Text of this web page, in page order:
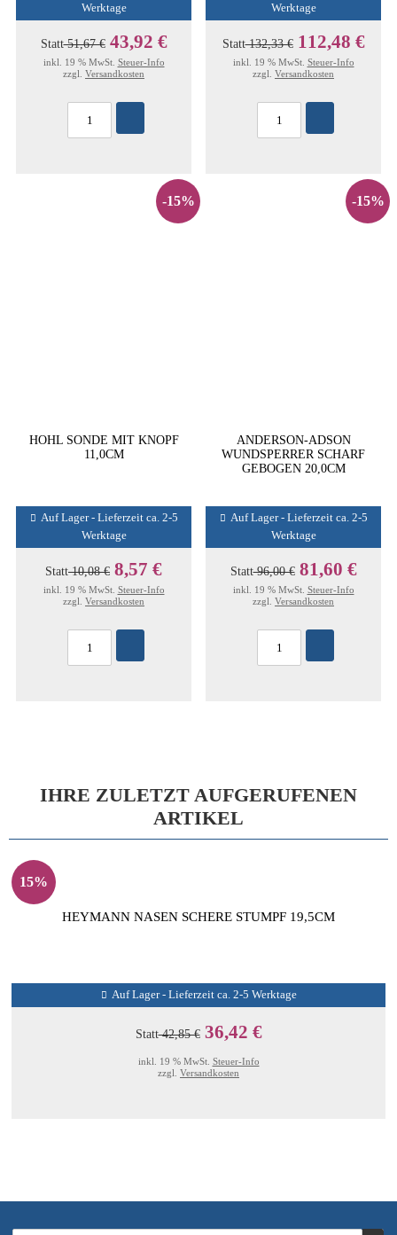
Werktage
Statt51,67 € 43,92 €
inkl. 19 % MwSt. Steuer-Info
zzgl. Versandkosten
Werktage
Statt132,33 € 112,48 €
inkl. 19 % MwSt. Steuer-Info
zzgl. Versandkosten
-15%
HOHL SONDE MIT KNOPF
11,0CM
Auf Lager - Lieferzeit ca. 2-5
Werktage
Statt10,08 € 8,57 €
inkl. 19 % MwSt. Steuer-Info
zzgl. Versandkosten
-15%
ANDERSON-ADSON
WUNDSPERRER SCHARF
GEBOGEN 20,0CM
Auf Lager - Lieferzeit ca. 2-5
Werktage
Statt96,00 € 81,60 €
inkl. 19 % MwSt. Steuer-Info
zzgl. Versandkosten
IHRE ZULETZT AUFGERUFENEN
ARTIKEL
15%
HEYMANN NASEN SCHERE STUMPF 19,5CM
Auf Lager - Lieferzeit ca. 2-5 Werktage
Statt42,85 € 36,42 €
inkl. 19 % MwSt. Steuer-Info
zzgl. Versandkosten